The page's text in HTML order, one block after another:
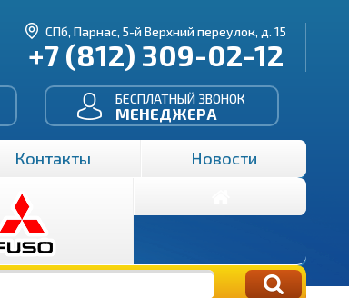
СПб, Парнас, 5-й Верхний переулок, д. 15
+7 (812) 309-02-12
БЕСПЛАТНЫЙ ЗВОНОК
МЕНЕДЖЕРА
Контакты Новости